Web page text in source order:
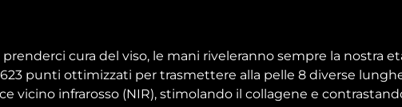
cura del viso, le mani riveleranno sempre la nostra
punti ottimizzati per trasmettere alla pelle 8 diverse
vicino infrarosso (NIR), stimolando il collagene e